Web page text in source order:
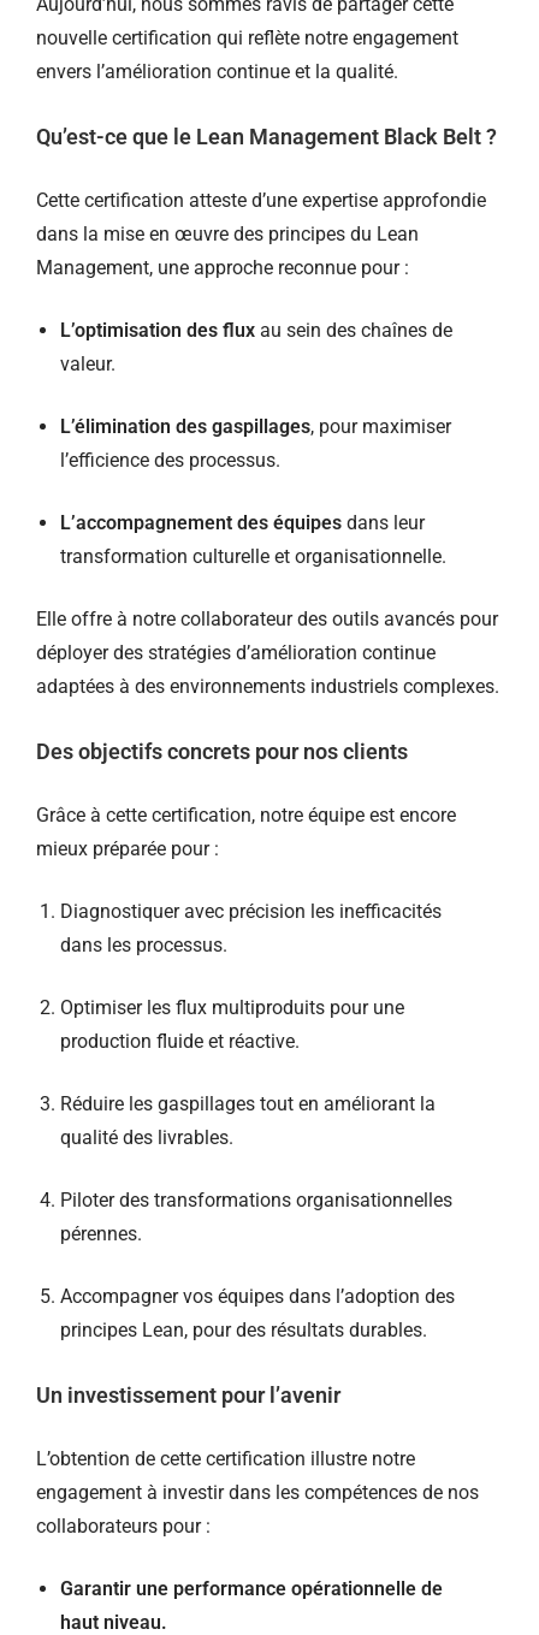
nouvelle certification qui reflète notre engagement
envers l’amélioration continue et la qualité.
Qu’est-ce que le Lean Management Black Belt ?
Cette certification atteste d’une expertise approfondie
dans la mise en œuvre des principes du Lean
Management, une approche reconnue pour :
L’optimisation des flux au sein des chaînes de
valeur.
L’élimination des gaspillages, pour maximiser
l’efficience des processus.
L’accompagnement des équipes dans leur
transformation culturelle et organisationnelle.
Elle offre à notre collaborateur des outils avancés pour
déployer des stratégies d’amélioration continue
adaptées à des environnements industriels complexes.
Des objectifs concrets pour nos clients
Grâce à cette certification, notre équipe est encore
mieux préparée pour :
Diagnostiquer avec précision les inefficacités
dans les processus.
Optimiser les flux multiproduits pour une
production fluide et réactive.
Réduire les gaspillages tout en améliorant la
qualité des livrables.
Piloter des transformations organisationnelles
pérennes.
Accompagner vos équipes dans l’adoption des
principes Lean, pour des résultats durables.
Un investissement pour l’avenir
L’obtention de cette certification illustre notre
engagement à investir dans les compétences de nos
collaborateurs pour :
Garantir une performance opérationnelle de
haut niveau.